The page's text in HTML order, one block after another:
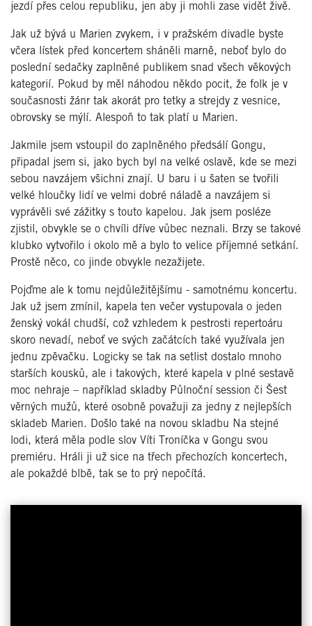
jezdí přes celou republiku, jen aby ji mohli zase vidět živě.
Jak už bývá u Marien zvykem, i v pražském divadle byste
včera lístek před koncertem sháněli marně, neboť bylo do
poslední sedačky zaplněné publikem snad všech věkových
kategorií. Pokud by měl náhodou někdo pocit, že folk je v
současnosti žánr tak akorát pro tetky a strejdy z vesnice,
obrovsky se mýlí. Alespoň to tak platí u Marien.
Jakmile jsem vstoupil do zaplněného předsálí Gongu,
připadal jsem si, jako bych byl na velké oslavě, kde se mezi
sebou navzájem všichni znají. U baru i u šaten se tvořili
velké hloučky lidí ve velmi dobré náladě a navzájem si
vyprávěli své zážitky s touto kapelou. Jak jsem posléze
zjistil, obvykle se o chvíli dříve vůbec neznali. Brzy se takové
klubko vytvořilo i okolo mě a bylo to velice příjemné setkání.
Prostě něco, co jinde obvykle nezažijete.
Pojďme ale k tomu nejdůležitějšímu - samotnému koncertu.
Jak už jsem zmínil, kapela ten večer vystupovala o jeden
ženský vokál chudší, což vzhledem k pestrosti repertoáru
skoro nevadí, neboť ve svých začátcích také využívala jen
jednu zpěvačku. Logicky se tak na setlist dostalo mnoho
starších kousků, ale i takových, které kapela v plné sestavě
moc nehraje – například skladby Půlnoční session či Šest
věrných mužů, které osobně považuji za jedny z nejlepších
skladeb Marien. Došlo také na novou skladbu Na stejné
lodi, která měla podle slov Víti Troníčka v Gongu svou
premiéru. Hráli ji už sice na třech přechozích koncertech,
ale pokaždé blbě, tak se to prý nepočítá.